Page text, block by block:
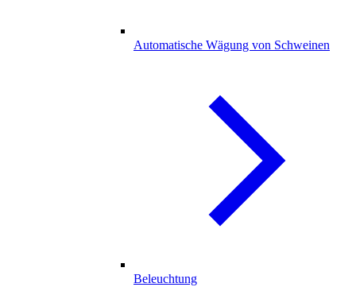
Automatische Wägung von Schweinen
Beleuchtung